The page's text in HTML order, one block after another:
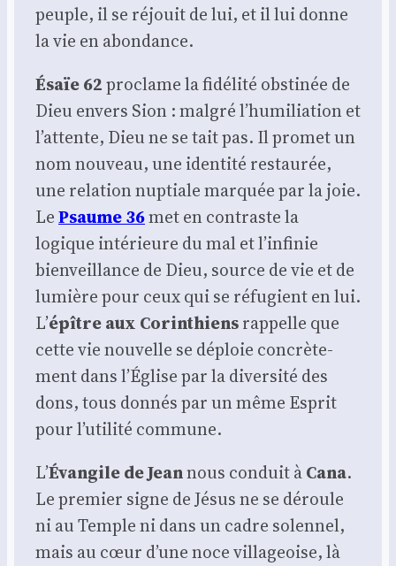
peuple, il se réjouit de lui, et il lui donne
la vie en abon­dance.
Ésaïe 62pro­clame la fidé­li­té obs­ti­née de
Dieu envers Sion : mal­gré l’humiliation et
l’attente, Dieu ne se tait pas. Il pro­met un
nom nou­veau, une iden­ti­té res­tau­rée,
une rela­tion nup­tiale mar­quée par la joie.
LePsaume 36met en contraste la
logique inté­rieure du mal et l’infinie
bien­veillance de Dieu, source de vie et de
lumière pour ceux qui se réfu­gient en lui.
L’épître aux Corin­thiensrap­pelle que
cette vie nou­velle se déploie concrè­te­
ment dans l’Église par la diver­si­té des
dons, tous don­nés par un même Esprit
pour l’utilité com­mune.
L’Évan­gile de Jeannous conduit àCana.
Le pre­mier signe de Jésus ne se déroule
ni au Temple ni dans un cadre solen­nel,
mais au cœur d’une noce vil­la­geoise, là